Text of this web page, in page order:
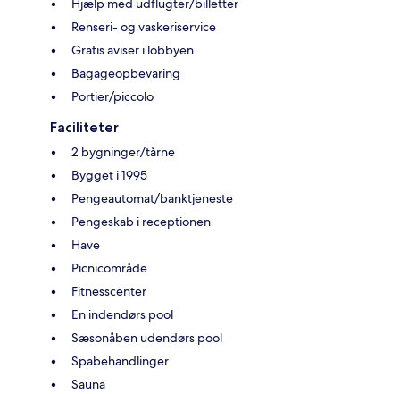
Hjælp med udflugter/billetter
Renseri- og vaskeriservice
Gratis aviser i lobbyen
Bagageopbevaring
Portier/piccolo
Faciliteter
2 bygninger/tårne
Bygget i 1995
Pengeautomat/banktjeneste
Pengeskab i receptionen
Have
Picnicområde
Fitnesscenter
En indendørs pool
Sæsonåben udendørs pool
Spabehandlinger
Sauna